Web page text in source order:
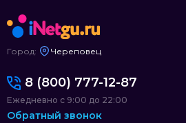
Город: Череповец
8 (800) 777-12-87
Ежедневно с 9:00 до 22:00
Обратный звонок